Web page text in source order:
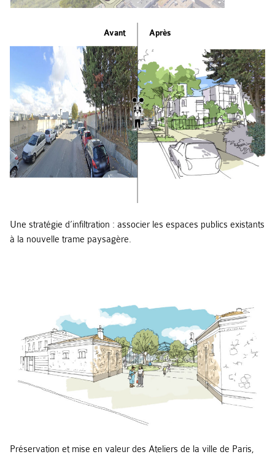
Avant Après
Une stratégie d’infiltration : associer les espaces publics existants
à la nouvelle trame paysagère.
Préservation et mise en valeur des Ateliers de la ville de Paris,